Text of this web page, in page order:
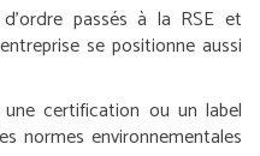
passés à la RSE et
se positionne aussi
certification ou un label
normes environnementales